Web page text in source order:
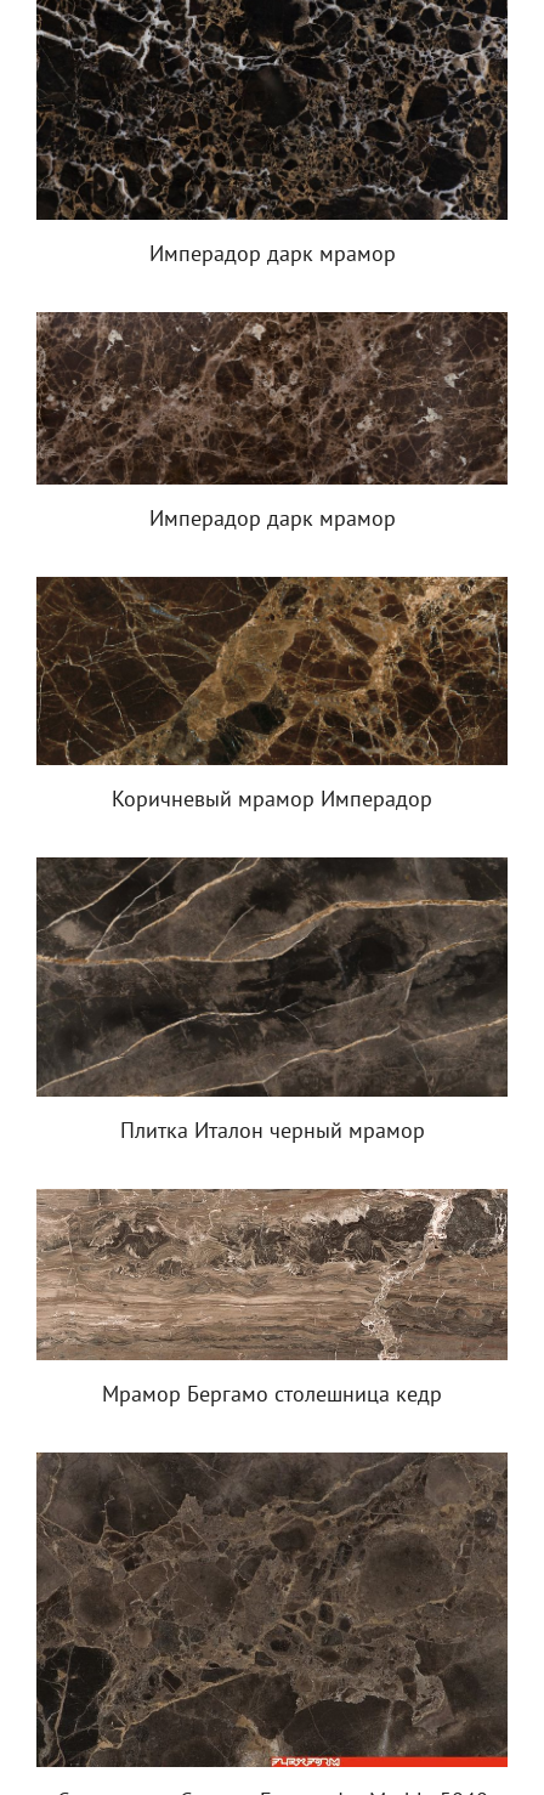
Имперадор дарк мрамор
Имперадор дарк мрамор
Коричневый мрамор Имперадор
Плитка Италон черный мрамор
Мрамор Бергамо столешница кедр